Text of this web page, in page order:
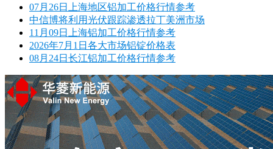
07月26日上海地区铝加工价格行情参考
中信博将利用光伏跟踪渗透拉丁美洲市场
11月09日上海铝加工价格行情参考
2026年7月1日各大市场铝锭价格表
08月24日长江铝加工价格行情参考